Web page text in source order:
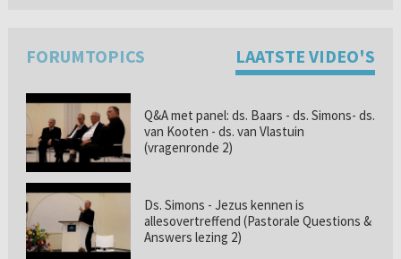
FORUMTOPICS LAATSTE VIDEO'S
Q&A met panel: ds. Baars - ds. Simons- ds.
van Kooten - ds. van Vlastuin
(vragenronde 2)
Ds. Simons - Jezus kennen is
allesovertreffend (Pastorale Questions &
Answers lezing 2)